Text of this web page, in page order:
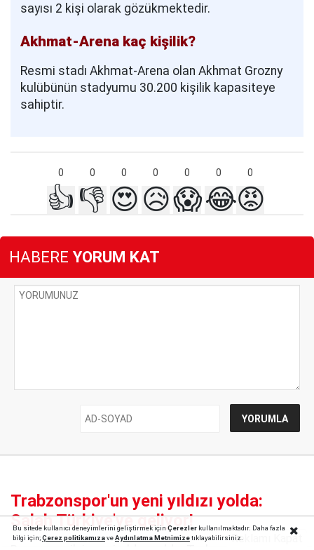
sayısı 2 kişi olarak gözükmektedir.
Akhmat-Arena kaç kişilik?
Resmi stadı Akhmat-Arena olan Akhmat Grozny
kulübünün stadyumu 30.200 kişilik kapasiteye
sahiptir.
0 0 0 0 0 0 0
👍 👎 😍😥😱😂😡
HABERE YORUM KAT
Trabzonspor'un yeni yıldızı yolda:
Salah Türkiye'ye geliyor!
Bu sitede kullanıcı deneyimlerini geliştirmek için Çerezlerkullanılmaktadır. Daha fazla
bilgi için;Çerez politikamızaveAydınlatma Metnimizetıklayabilirsiniz.Reklamı Kapat